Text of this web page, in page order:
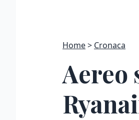
Home Cronaca
Aereo